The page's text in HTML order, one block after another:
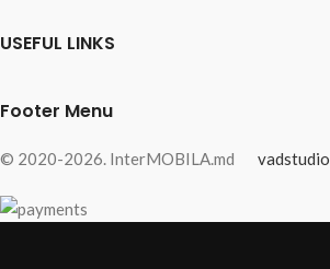
USEFUL LINKS
Footer Menu
© 2020-2026. InterMOBILA.md vadstudio